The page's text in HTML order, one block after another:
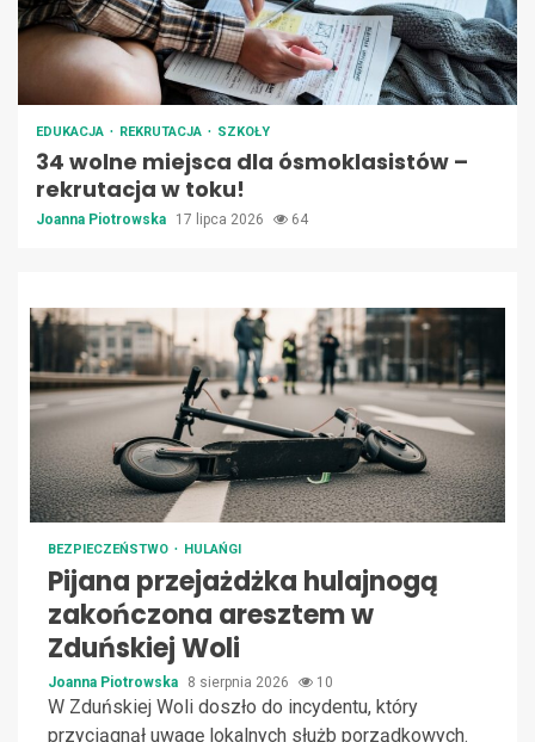
EDUKACJA REKRUTACJA SZKOŁY
34 wolne miejsca dla ósmoklasistów –
rekrutacja w toku!
Joanna Piotrowska 17 lipca 2026 64
BEZPIECZEŃSTWO HULAŃGI
Pijana przejażdżka hulajnogą
zakończona aresztem w
Zduńskiej Woli
Joanna Piotrowska 8 sierpnia 2026 10
W Zduńskiej Woli doszło do incydentu, który
przyciągnął uwagę lokalnych służb porządkowych.